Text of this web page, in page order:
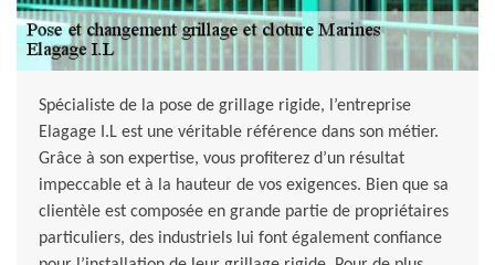
Spécialiste de la pose de grillage rigide, l’entreprise
Elagage I.L est une véritable référence dans son métier.
Grâce à son expertise, vous profiterez d’un résultat
impeccable et à la hauteur de vos exigences. Bien que sa
clientèle est composée en grande partie de propriétaires
particuliers, des industriels lui font également confiance